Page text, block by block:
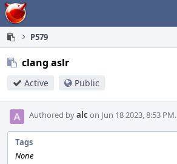
Home
P579
clang aslr
Active Public
Authored byalc on Jun 18 2023, 8:53 PM.
Tags
None